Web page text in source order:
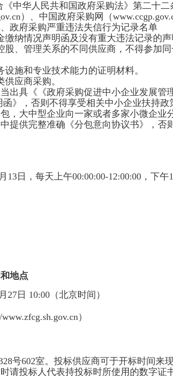
《中华人民共和国政府采购法》第二十二
）、中国政府采购网（
政府采购严重违法失信行为记录名单
纳情况声明函及没有重大违法记录的声
、管理关系的不同供应商，不得参加
施和专业技术能力的证明材料。
应商采购。
出具《《政府采购促进中小企业发展管
函》，否则不得享受相关中小企业扶持
，大中型企业向一家或者多家小微企业
提供完整准确《分包意向协议书》，否
13日 ，每天上午00:00:00-12:00:00 ，下午
地点
27日 10:00 （北京时间）
）
号602室。投标供应商可于开标时间来
请投标人代表持投标时所使用的数字证